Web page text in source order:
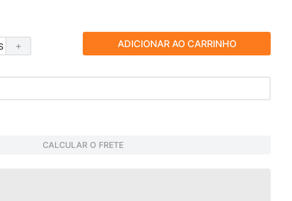
＋ ADICIONAR AO CARRINHO
CALCULAR O FRETE